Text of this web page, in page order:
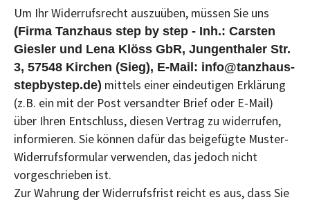
Um Ihr Widerrufsrecht auszuüben, müssen Sie uns
(Firma Tanzhaus step by step - Inh.: Carsten
Giesler und Lena Klöss GbR, Jungenthaler Str.
3, 57548 Kirchen (Sieg), E-Mail: info@tanzhaus-
stepbystep.de) mittels einer eindeutigen Erklärung
(z.B. ein mit der Post versandter Brief oder E-Mail)
über Ihren Entschluss, diesen Vertrag zu widerrufen,
informieren. Sie können dafür das beigefügte Muster-
Widerrufsformular verwenden, das jedoch nicht
vorgeschrieben ist.
Zur Wahrung der Widerrufsfrist reicht es aus, dass Sie